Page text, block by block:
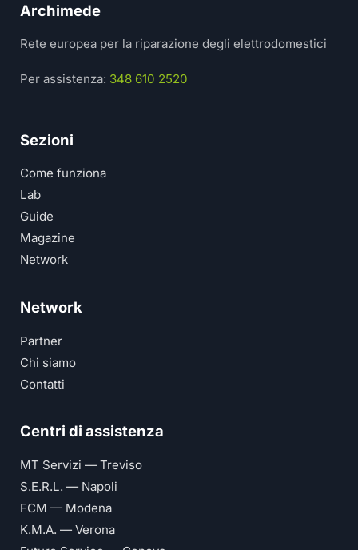
Archimede
Rete europea per la riparazione degli elettrodomestici
Per assistenza: 348 610 2520
Sezioni
Come funziona
Lab
Guide
Magazine
Network
Network
Partner
Chi siamo
Contatti
Centri di assistenza
MT Servizi — Treviso
S.E.R.L. — Napoli
FCM — Modena
K.M.A. — Verona